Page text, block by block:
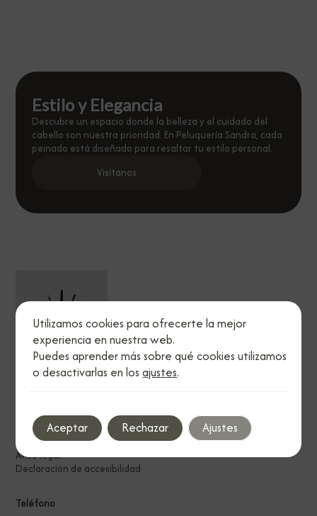
Estilo y Elegancia
Descubre un espacio donde la belleza y el cuidado del
cabello son nuestra prioridad. En Peluquería Sandra, cada
peinado está diseñado para resaltar tu estilo personal.
Visítanos
Política de privacidad
Política de cookies
Aviso legal
Declaración de accesibilidad
Teléfono
Utilizamos cookies para ofrecerte la mejor
experiencia en nuestra web.
Puedes aprender más sobre qué cookies utilizamos
o desactivarlas en losajustes.
Aceptar Rechazar Ajustes